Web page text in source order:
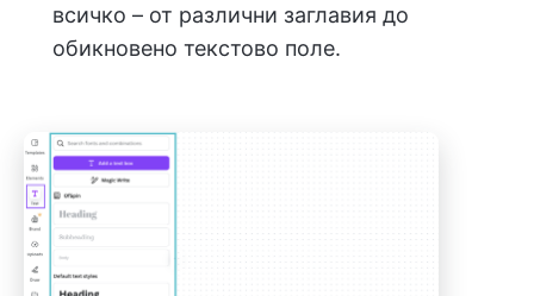
всичко – от различни заглавия до
обикновено текстово поле.